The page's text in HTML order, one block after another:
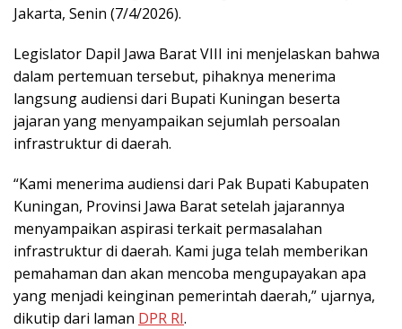
Jakarta, Senin (7/4/2026).
Legislator Dapil Jawa Barat VIII ini menjelaskan bahwa
dalam pertemuan tersebut, pihaknya menerima
langsung audiensi dari Bupati Kuningan beserta
jajaran yang menyampaikan sejumlah persoalan
infrastruktur di daerah.
“Kami menerima audiensi dari Pak Bupati Kabupaten
Kuningan, Provinsi Jawa Barat setelah jajarannya
menyampaikan aspirasi terkait permasalahan
infrastruktur di daerah. Kami juga telah memberikan
pemahaman dan akan mencoba mengupayakan apa
yang menjadi keinginan pemerintah daerah,” ujarnya,
dikutip dari laman DPR RI.